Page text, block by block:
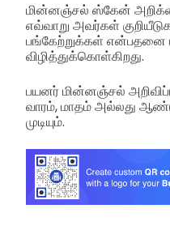
மின்னஞ்சல் ஸ்கேன்
எவ்வாறு அவர்கள்
பங்கேற்றுக்கள் என்பதனை
விழித்துக்கொள்கிறது.
பயனர் மின்னஞ்சல்
வாரம், மாதம் அல்லது
முடியும்.